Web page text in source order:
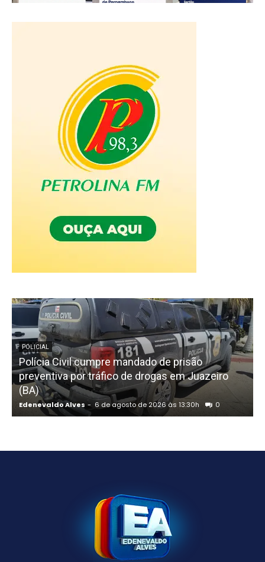
POLICIAL
Polícia Civil cumpre mandado de prisão
preventiva por tráfico de drogas em Juazeiro
(BA)
Edenevaldo Alves - 6 de agosto de 2026 às 13:30h 0